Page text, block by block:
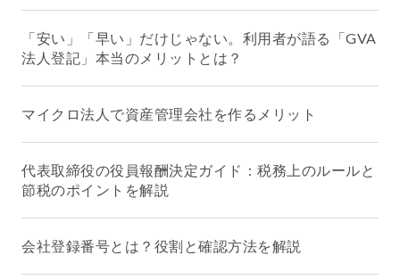
「安い」「早い」だけじゃない。利用者が語る「GVA
法人登記」本当のメリットとは？
マイクロ法人で資産管理会社を作るメリット
代表取締役の役員報酬決定ガイド：税務上のルールと
節税のポイントを解説
会社登録番号とは？役割と確認方法を解説